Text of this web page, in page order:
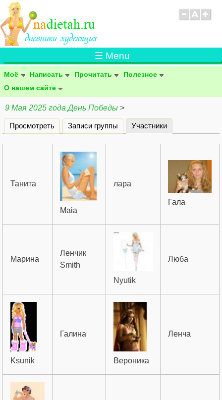
☰ Menu
Моё Написать Прочитать
Полезное
О нашем сайте
9 Мая 2025 года День Победы >
Главные вкладки
Просмотреть Записи группы Участники
Танита
Maia
лара
Гала
Марина
Ленчик
Smith
Nyutik
Люба
Ksunik
Галина
Вероника
Ленча